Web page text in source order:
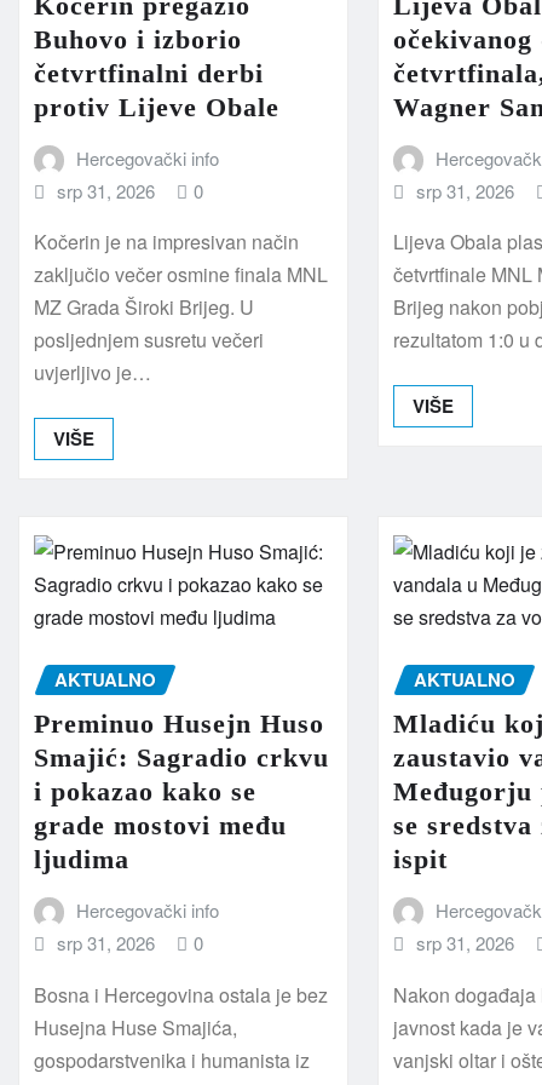
Buhovo i izborio
četvrtfinalni derbi
protiv Lijeve Obale
Hercegovački info
srp 31, 2026
0
Kočerin je na impresivan način
zaključio večer osmine finala MNL
MZ Grada Široki Brijeg. U
posljednjem susretu večeri
uvjerljivo je…
VIŠE
očekivanog
Wagner
srp 31, 2026
Lijeva Obala
četvrtfinale MNL
Brijeg nakon
rezultatom 1:0
VIŠE
AKTUALNO
Preminuo Husejn Huso
Smajić: Sagradio crkvu
i pokazao kako se
grade mostovi među
ljudima
Hercegovački info
srp 31, 2026
0
Bosna i Hercegovina ostala je bez
Husejna Huse Smajića,
gospodarstvenika i humanista iz
AKTUALNO
Mladiću
zaustavio
se
ispit
srp 31, 2026
Nakon
javnost kada je
vanjski oltar i